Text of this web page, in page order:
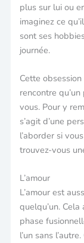
plus sur lui ou
imaginez ce
sont ses
journée.
Cette
rencontre
vous. Pour y
s’agit d’une
l’aborder si
trouvez-vous
L’amour
L’amour est
quelqu’un.
phase
l’un sans